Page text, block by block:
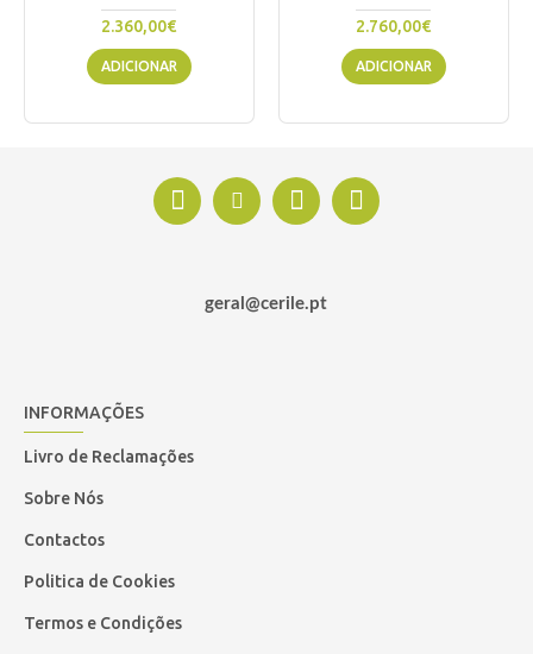
2.360,00€
ADICIONAR
2.760,00€
ADICIONAR
geral@cerile.pt
INFORMAÇÕES
Livro de Reclamações
Sobre Nós
Contactos
Politica de Cookies
Termos e Condições